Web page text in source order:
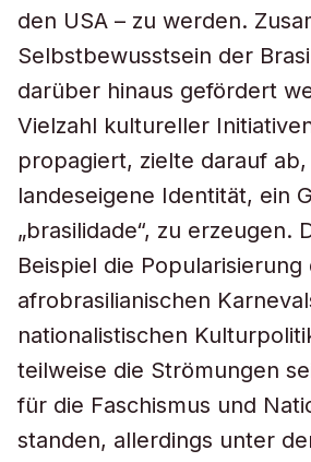
den USA – zu werden.
Selbstbewusstsein der
darüber hinaus gefördert
Vielzahl kultureller
propagiert, zielte darauf ab,
landeseigene Identität, ein
„brasilidade“, zu erzeugen.
Beispiel die Popularisierung
afrobrasilianischen
nationalistischen
teilweise die Strömungen
für die Faschismus und
standen, allerdings unter